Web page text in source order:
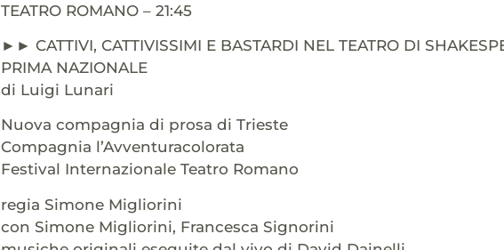
TEATRO ROMANO – 21:45
►► CATTIVI, CATTIVISSIMI E BASTARDI NEL TEATRO DI
PRIMA NAZIONALE
di Luigi Lunari
Nuova compagnia di prosa di Trieste
Compagnia l’Avventuracolorata
Festival Internazionale Teatro Romano
regia Simone Migliorini
con Simone Migliorini, Francesca Signorini